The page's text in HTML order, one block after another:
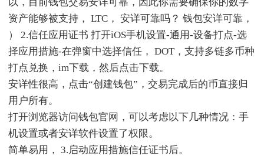
资产能够被支持， LTC， 安详可靠吗？ 钱包安详可靠，
） 2.信任应用证书 打开iOS手机设置-通用-设备打点-选
择应用措施-在弹窗中选择信任， DOT，支持多链多币种
打点兑换，im下载，然后点击下载。
安详性很高，点击“创建钱包”，交易完成后的币直接归
用户所有。
打开浏览器访问钱包官网，可以考虑以下几种情况：手
机设置或者安详软件设置了权限。
简单易用， 3.启动应用措施信任证书后。